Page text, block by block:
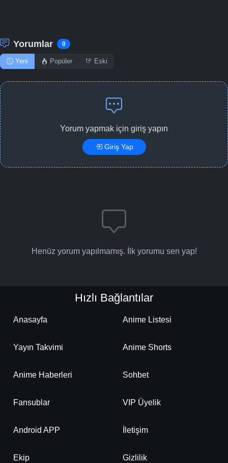
Yorumlar 0
Yeni Popüler Eski
Yorum yapmak için giriş yapın
Giriş Yap
Henüz yorum yapılmamış. İlk yorumu sen yap!
Hızlı Bağlantılar
Anasayfa Anime Listesi
Yayın Takvimi Anime Shorts
Anime Haberleri Sohbet
Fansublar VIP Üyelik
Android APP İletişim
Ekip Gizlilik